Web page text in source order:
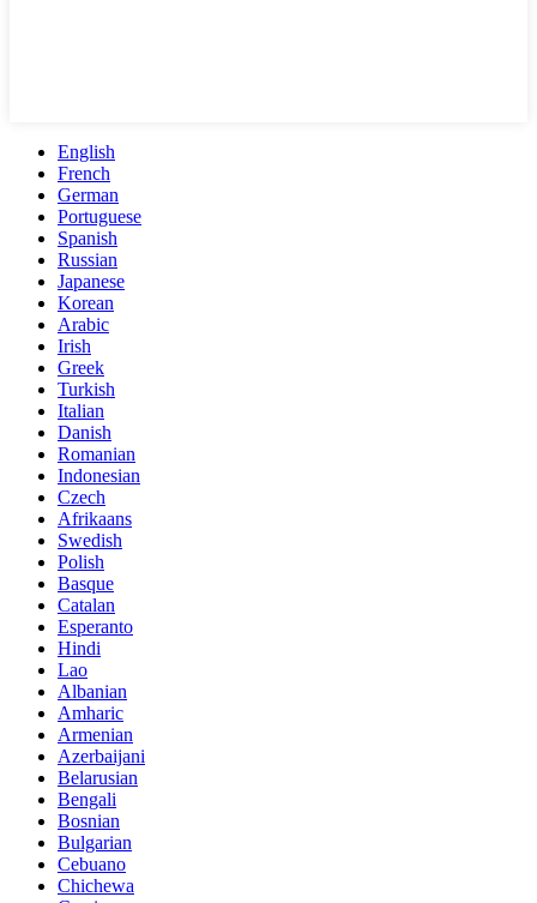
English
French
German
Portuguese
Spanish
Russian
Japanese
Korean
Arabic
Irish
Greek
Turkish
Italian
Danish
Romanian
Indonesian
Czech
Afrikaans
Swedish
Polish
Basque
Catalan
Esperanto
Hindi
Lao
Albanian
Amharic
Armenian
Azerbaijani
Belarusian
Bengali
Bosnian
Bulgarian
Cebuano
Chichewa